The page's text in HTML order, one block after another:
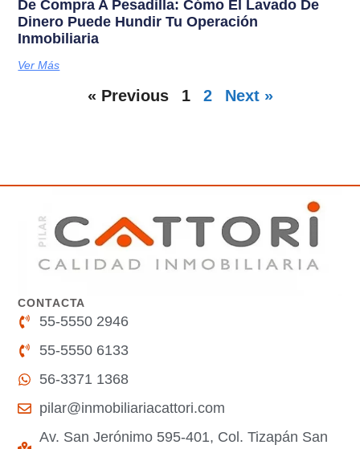
De Compra A Pesadilla: Cómo El Lavado De
Dinero Puede Hundir Tu Operación
Inmobiliaria
Ver Más
« Previous 1 2 Next »
CONTACTA
55-5550 2946
55-5550 6133
56-3371 1368
pilar@inmobiliariacattori.com
Av. San Jerónimo 595-401, Col. Tizapán San